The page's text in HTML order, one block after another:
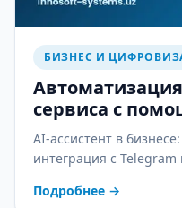
БИЗНЕС И
сервиса с
AI-ассистент в
интеграция с
планом внедрения.
Подробнее →